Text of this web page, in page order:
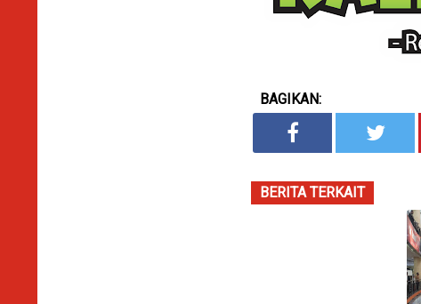
BAGIKAN:
BERITA TERKAIT